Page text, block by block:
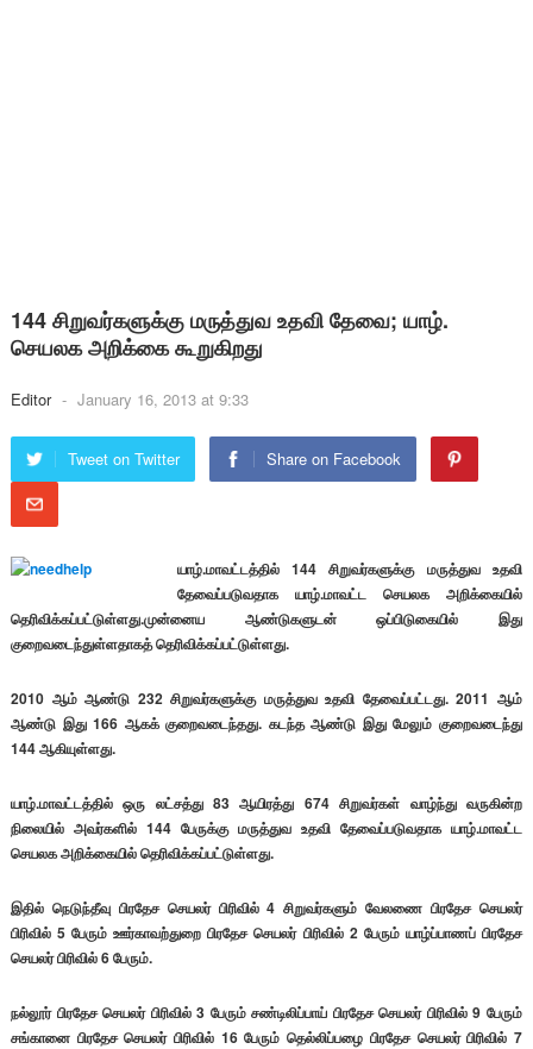
144 சிறுவர்களுக்கு மருத்துவ உதவி தேவை; யாழ்.
செயலக அறிக்கை கூறுகிறது
Editor - January 16, 2013 at 9:33
Tweet on Twitter Share on Facebook
யாழ்.மாவட்டத்தில் 144 சிறுவர்களுக்கு மருத்துவ உதவி
தேவைப்படுவதாக யாழ்.மாவட்ட செயலக அறிக்கையில்
தெரிவிக்கப்பட்டுள்ளது.முன்னைய ஆண்டுகளுடன் ஒப்பிடுகையில் இது
குறைவடைந்துள்ளதாகத் தெரிவிக்கப்பட்டுள்ளது.
2010 ஆம் ஆண்டு 232 சிறுவர்களுக்கு மருத்துவ உதவி தேவைப்பட்டது. 2011 ஆம்
ஆண்டு இது 166 ஆகக் குறைவடைந்தது. கடந்த ஆண்டு இது மேலும் குறைவடைந்து
144 ஆகியுள்ளது.
யாழ்.மாவட்டத்தில் ஒரு லட்சத்து 83 ஆயிரத்து 674 சிறுவர்கள் வாழ்ந்து வருகின்ற
நிலையில் அவர்களில் 144 பேருக்கு மருத்துவ உதவி தேவைப்படுவதாக யாழ்.மாவட்ட
செயலக அறிக்கையில் தெரிவிக்கப்பட்டுள்ளது.
இதில் நெடுந்தீவு பிரதேச செயலர் பிரிவில் 4 சிறுவர்களும் வேலணை பிரதேச செயலர்
பிரிவில் 5 பேரும் ஊர்காவற்துறை பிரதேச செயலர் பிரிவில் 2 பேரும் யாழ்ப்பாணப் பிரதேச
செயலர் பிரிவில் 6 பேரும்.
நல்லூர் பிரதேச செயலர் பிரிவில் 3 பேரும் சண்டிலிப்பாய் பிரதேச செயலர் பிரிவில் 9 பேரும்
சங்கானை பிரதேச செயலர் பிரிவில் 16 பேரும் தெல்லிப்பழை பிரதேச செயலர் பிரிவில் 7